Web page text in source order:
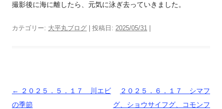
撮影後に海に離したら、元気に泳ぎ去っていきました。
カテゴリー: 大平丸ブログ | 投稿日: 2025/05/31
投
稿
← ２０２５．５．１７ 川エビ
の季節
２０２５．６．１７ シマフ
グ、ショウサイフグ、コモンフ